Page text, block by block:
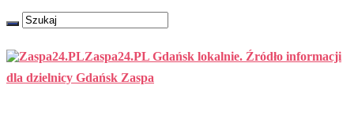
Zaspa24.PL Gdańsk lokalnie. Źródło informacji
dla dzielnicy Gdańsk Zaspa